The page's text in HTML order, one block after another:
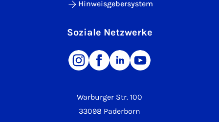
Warburger Str. 100
33098 Paderborn
Hinweisgebersystem
Soziale Netzwerke